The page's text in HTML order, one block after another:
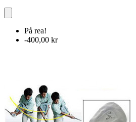
På rea!
-400,00 kr